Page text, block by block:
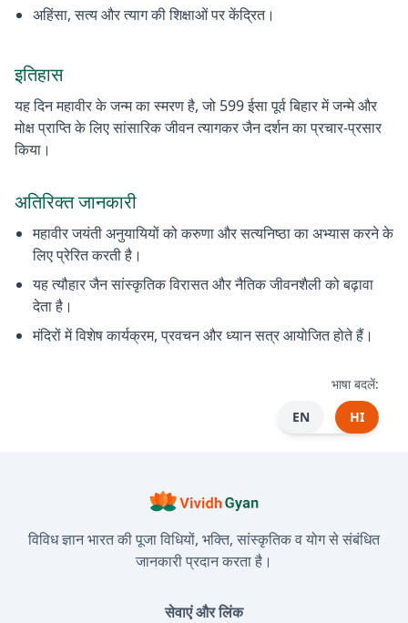
अहिंसा, सत्य और त्याग की शिक्षाओं पर केंद्रित।
इतिहास
यह दिन महावीर के जन्म का स्मरण है, जो 599 ईसा पूर्व बिहार में जन्मे और
मोक्ष प्राप्ति के लिए सांसारिक जीवन त्यागकर जैन दर्शन का प्रचार-प्रसार
किया।
अतिरिक्त जानकारी
महावीर जयंती अनुयायियों को करुणा और सत्यनिष्ठा का अभ्यास करने के
लिए प्रेरित करती है।
यह त्यौहार जैन सांस्कृतिक विरासत और नैतिक जीवनशैली को बढ़ावा
देता है।
मंदिरों में विशेष कार्यक्रम, प्रवचन और ध्यान सत्र आयोजित होते हैं।
भाषा बदलें:
EN
HI
विविध ज्ञान भारत की पूजा विधियों, भक्ति, सांस्कृतिक व योग से संबंधित
जानकारी प्रदान करता है।
सेवाएं और लिंक